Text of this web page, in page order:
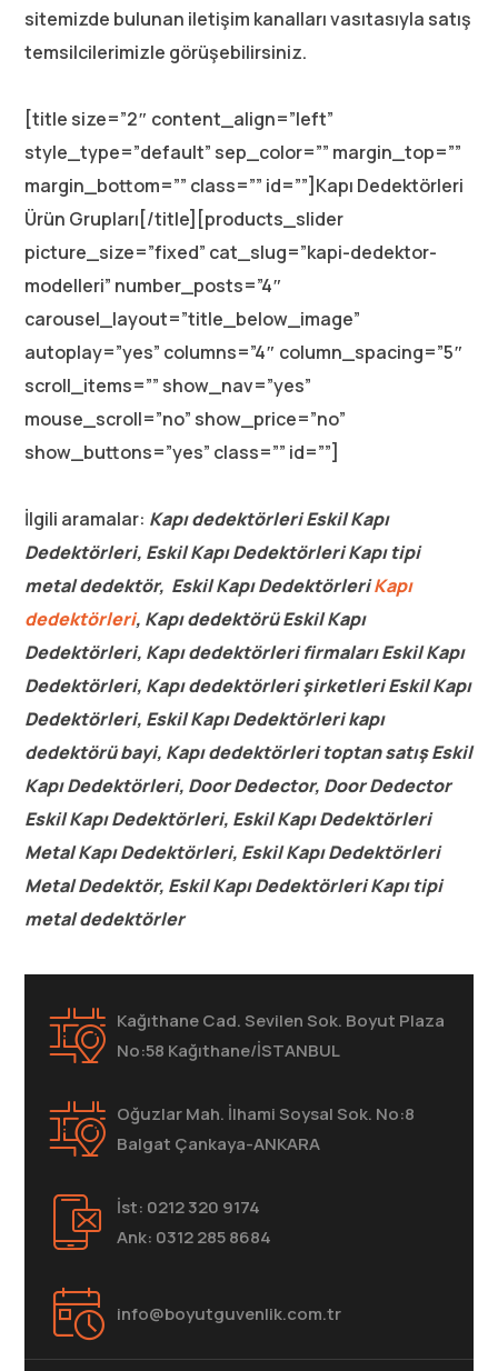
sitemizde bulunan iletişim kanalları vasıtasıyla satış
temsilcilerimizle görüşebilirsiniz.
[title size=”2″ content_align=”left”
style_type=”default” sep_color=”” margin_top=””
margin_bottom=”” class=”” id=””]Kapı Dedektörleri
Ürün Grupları[/title][products_slider
picture_size=”fixed” cat_slug=”kapi-dedektor-
modelleri” number_posts=”4″
carousel_layout=”title_below_image”
autoplay=”yes” columns=”4″ column_spacing=”5″
scroll_items=”” show_nav=”yes”
mouse_scroll=”no” show_price=”no”
show_buttons=”yes” class=”” id=””]
İlgili aramalar: Kapı dedektörleri Eskil Kapı
Dedektörleri, Eskil Kapı Dedektörleri Kapı tipi
metal dedektör, Eskil Kapı DedektörleriKapı
dedektörleri, Kapı dedektörü Eskil Kapı
Dedektörleri, Kapı dedektörleri firmaları Eskil Kapı
Dedektörleri, Kapı dedektörleri şirketleri Eskil Kapı
Dedektörleri, Eskil Kapı Dedektörleri kapı
dedektörü bayi, Kapı dedektörleri toptan satış Eskil
Kapı Dedektörleri, Door Dedector, Door Dedector
Eskil Kapı Dedektörleri, Eskil Kapı Dedektörleri
Metal Kapı Dedektörleri, Eskil Kapı Dedektörleri
Metal Dedektör, Eskil Kapı Dedektörleri Kapı tipi
metal dedektörler
Kağıthane Cad. Sevilen Sok. Boyut Plaza
No:58 Kağıthane/İSTANBUL
Oğuzlar Mah. İlhami Soysal Sok. No:8
Balgat Çankaya-ANKARA
İst: 0212 320 9174
Ank: 0312 285 8684
info@boyutguvenlik.com.tr